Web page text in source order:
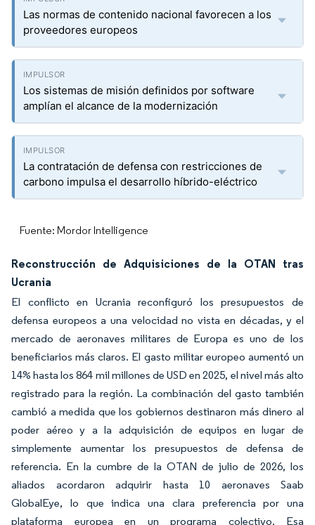
Las normas de contenido nacional favorecen a los
proveedores europeos
Los sistemas de misión definidos por software
amplían el alcance de la modernización
La contratación de defensa con restricciones de
carbono impulsa el desarrollo híbrido-eléctrico
Fuente: Mordor Intelligence
Reconstrucción de Adquisiciones de la OTAN tras
Ucrania
El conflicto en Ucrania reconfiguró los presupuestos de
defensa europeos a una velocidad no vista en décadas, y el
mercado de aeronaves militares de Europa es uno de los
beneficiarios más claros. El gasto militar europeo aumentó un
14% hasta los 864 mil millones de USD en 2025, el nivel más alto
registrado para la región. La combinación del gasto también
cambió a medida que los gobiernos destinaron más dinero al
poder aéreo y a la adquisición de equipos en lugar de
simplemente aumentar los presupuestos de defensa de
referencia. En la cumbre de la OTAN de julio de 2026, los
aliados acordaron adquirir hasta 10 aeronaves Saab
GlobalEye, lo que indica una clara preferencia por una
plataforma europea en un programa colectivo. Esa